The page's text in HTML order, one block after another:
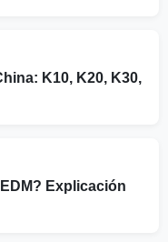
K10, K20, K30,
Explicación